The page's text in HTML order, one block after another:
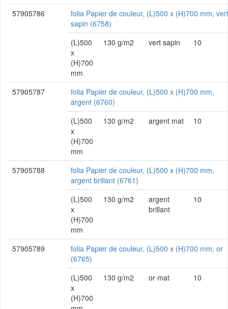
57905786
folia Papier de couleur, (L)500 x (H)700 mm, vert
sapin (6758)
(L)500
x
(H)700
mm
130 g/m2 vert sapin 10
57905787
folia Papier de couleur, (L)500 x (H)700 mm,
argent (6760)
(L)500
x
(H)700
mm
130 g/m2 argent mat 10
57905788
folia Papier de couleur, (L)500 x (H)700 mm,
argent brillant (6761)
(L)500
x
(H)700
mm
130 g/m2
argent
brillant
10
57905789
folia Papier de couleur, (L)500 x (H)700 mm, or
(6765)
(L)500
x
(H)700
130 g/m2 or mat 10